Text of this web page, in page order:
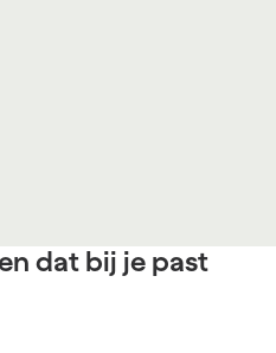
dat bij je past